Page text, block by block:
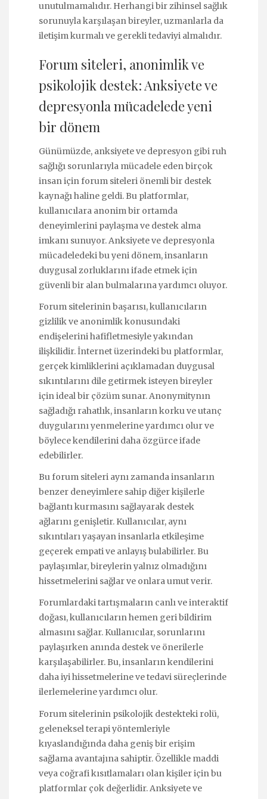
unutulmamalıdır. Herhangi bir zihinsel sağlık
sorunuyla karşılaşan bireyler, uzmanlarla da
iletişim kurmalı ve gerekli tedaviyi almalıdır.
Forum siteleri, anonimlik ve
psikolojik destek: Anksiyete ve
depresyonla mücadelede yeni
bir dönem
Günümüzde, anksiyete ve depresyon gibi ruh
sağlığı sorunlarıyla mücadele eden birçok
insan için forum siteleri önemli bir destek
kaynağı haline geldi. Bu platformlar,
kullanıcılara anonim bir ortamda
deneyimlerini paylaşma ve destek alma
imkanı sunuyor. Anksiyete ve depresyonla
mücadeledeki bu yeni dönem, insanların
duygusal zorluklarını ifade etmek için
güvenli bir alan bulmalarına yardımcı oluyor.
Forum sitelerinin başarısı, kullanıcıların
gizlilik ve anonimlik konusundaki
endişelerini hafifletmesiyle yakından
ilişkilidir. İnternet üzerindeki bu platformlar,
gerçek kimliklerini açıklamadan duygusal
sıkıntılarını dile getirmek isteyen bireyler
için ideal bir çözüm sunar. Anonymitynın
sağladığı rahatlık, insanların korku ve utanç
duygularını yenmelerine yardımcı olur ve
böylece kendilerini daha özgürce ifade
edebilirler.
Bu forum siteleri aynı zamanda insanların
benzer deneyimlere sahip diğer kişilerle
bağlantı kurmasını sağlayarak destek
ağlarını genişletir. Kullanıcılar, aynı
sıkıntıları yaşayan insanlarla etkileşime
geçerek empati ve anlayış bulabilirler. Bu
paylaşımlar, bireylerin yalnız olmadığını
hissetmelerini sağlar ve onlara umut verir.
Forumlardaki tartışmaların canlı ve interaktif
doğası, kullanıcıların hemen geri bildirim
almasını sağlar. Kullanıcılar, sorunlarını
paylaşırken anında destek ve önerilerle
karşılaşabilirler. Bu, insanların kendilerini
daha iyi hissetmelerine ve tedavi süreçlerinde
ilerlemelerine yardımcı olur.
Forum sitelerinin psikolojik destekteki rolü,
geleneksel terapi yöntemleriyle
kıyaslandığında daha geniş bir erişim
sağlama avantajına sahiptir. Özellikle maddi
veya coğrafi kısıtlamaları olan kişiler için bu
platformlar çok değerlidir. Anksiyete ve